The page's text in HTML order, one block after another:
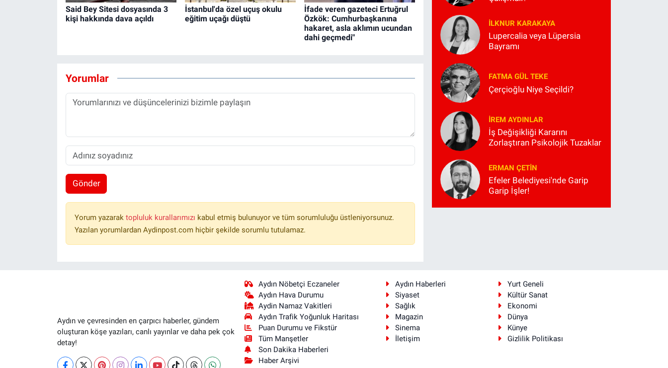
Said Bey Sitesi dosyasında 3
kişi hakkında dava açıldı
İstanbul'da özel uçuş okulu
eğitim uçağı düştü
İfade veren gazeteci Ertuğrul
Özkök: Cumhurbaşkanına
hakaret, asla aklımın ucundan
dahi geçmedi"
Yorumlar
Gönder
Yorum yazarak topluluk kurallarımızı kabul etmiş bulunuyor ve tüm sorumluluğu üstleniyorsunuz.
Yazılan yorumlardan Aydinpost.com hiçbir şekilde sorumlu tutulamaz.
İLKNUR KARAKAYA
Lupercalia veya Lüpersia
Bayramı
FATMA GÜL TEKE
Çerçioğlu Niye Seçildi?
İREM AYDINLAR
İş Değişikliği Kararını
Zorlaştıran Psikolojik Tuzaklar
ERMAN ÇETIN
Efeler Belediyesi'nde Garip
Garip İşler!
Aydın ve çevresinden en çarpıcı haberler, gündem
oluşturan köşe yazıları, canlı yayınlar ve daha pek çok
detay!
Aydın Nöbetçi Eczaneler
Aydın Hava Durumu
Aydin Namaz Vakitleri
Aydın Trafik Yoğunluk Haritası
Puan Durumu ve Fikstür
Tüm Manşetler
Son Dakika Haberleri
Haber Arşivi
Aydın Haberleri
Yurt Geneli
Siyaset
Kültür Sanat
Sağlık
Ekonomi
Magazin
Dünya
Sinema
Künye
İletişim
Gizlilik Politikası